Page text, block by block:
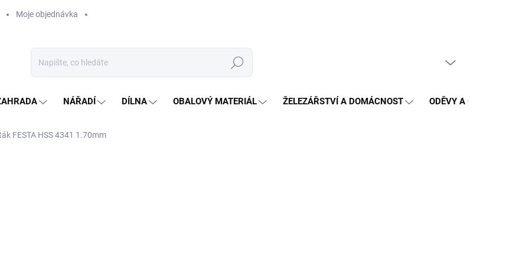
Moje objednávka
Hledat
NÁŘADÍ DÍLNA OBALOVÝ MATERIÁL ŽELEZÁŘSTVÍ A DOMÁCNOST ODĚVY A OCHRANA
FESTA HSS 4341 1.70mm